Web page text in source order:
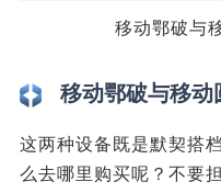
移动鄂破与
移动鄂破与移动
这两种设备既是默契搭
么去哪里购买呢？不要